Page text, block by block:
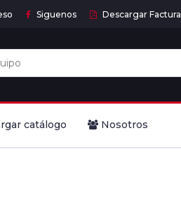
Siguenos Descargar Factura
catálogo Nosotros